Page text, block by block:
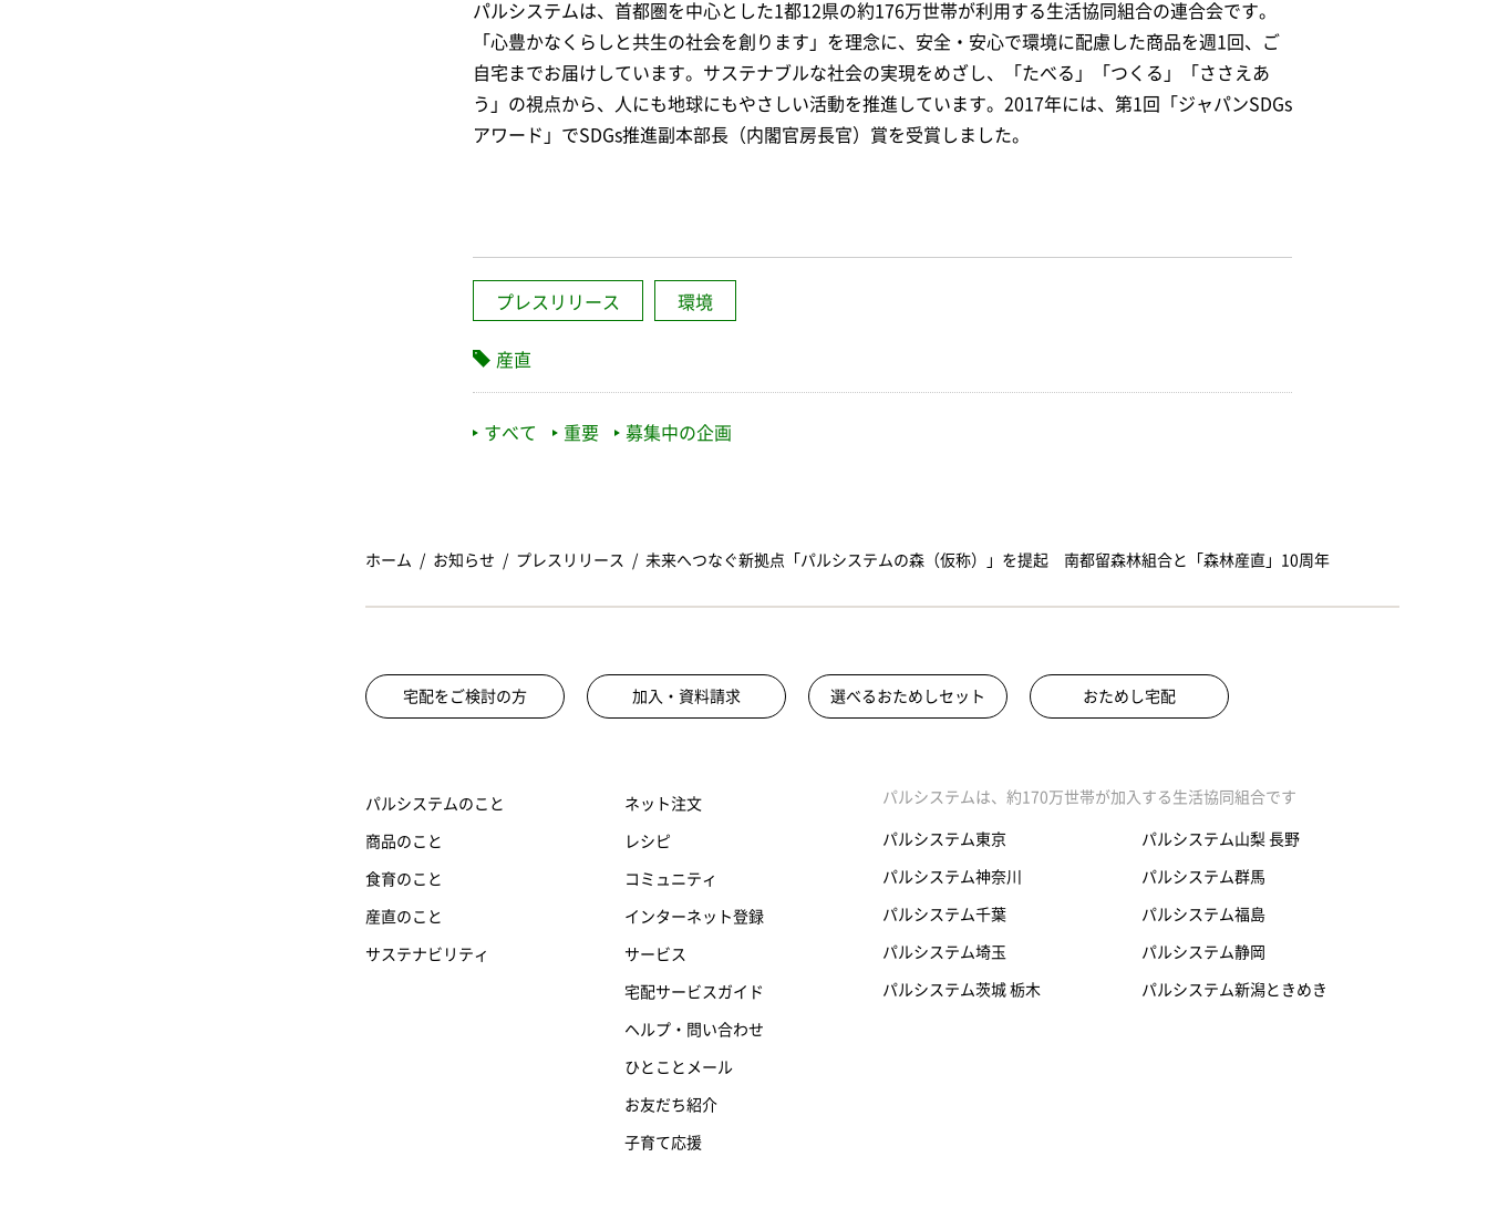
パルシステムは、首都圏を中心とした1都12県の約176万世帯が利用する生活協同組合の連合会です。
「心豊かなくらしと共生の社会を創ります」を理念に、安全・安心で環境に配慮した商品を週1回、ご
自宅までお届けしています。サステナブルな社会の実現をめざし、「たべる」「つくる」「ささえあ
う」の視点から、人にも地球にもやさしい活動を推進しています。2017年には、第1回「ジャパンSDGs
アワード」でSDGs推進副本部長（内閣官房長官）賞を受賞しました。
プレスリリース 環境
産直
すべて 重要 募集中の企画
ホーム お知らせ プレスリリース 未来へつなぐ新拠点「パルシステムの森（仮称）」を提起 南都留森林組合と「森林産直」10周年
宅配をご検討の方 加入・資料請求 選べるおためしセット おためし宅配
パルシステムのこと
商品のこと
食育のこと
産直のこと
サステナビリティ
ネット注文
レシピ
コミュニティ
インターネット登録
サービス
宅配サービスガイド
ヘルプ・問い合わせ
ひとことメール
お友だち紹介
子育て応援
パルシステムは、約170万世帯が加入する生活協同組合です
パルシステム東京
パルシステム神奈川
パルシステム千葉
パルシステム埼玉
パルシステム茨城 栃木
パルシステム山梨 長野
パルシステム群馬
パルシステム福島
パルシステム静岡
パルシステム新潟ときめき